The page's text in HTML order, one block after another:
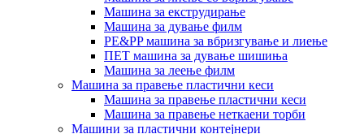
Машина за екструдирање
Машина за дување филм
PE&PP машина за вбризгување и лиење
ПЕТ машина за дување шишиња
Машина за леење филм
Машина за правење пластични кеси
Машина за правење пластични кеси
Машина за правење неткаени торби
Машини за пластични контејнери